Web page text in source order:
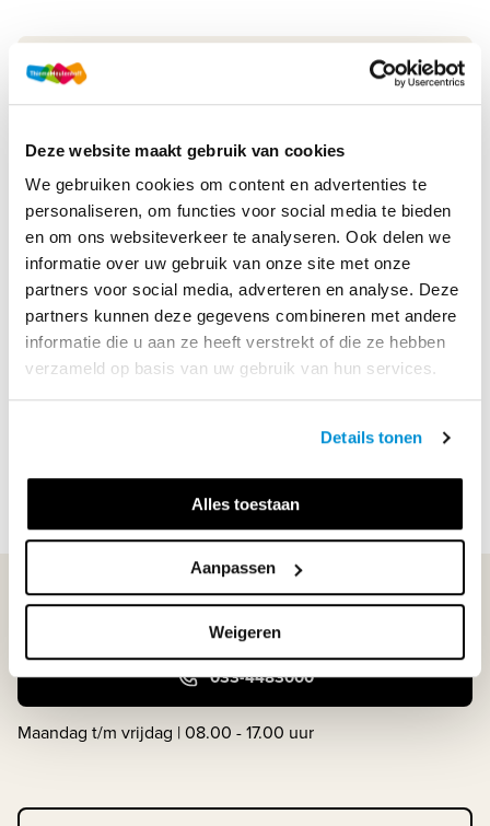
Deze website maakt gebruik van cookies
We gebruiken cookies om content en advertenties te
personaliseren, om functies voor social media te bieden
en om ons websiteverkeer te analyseren. Ook delen we
informatie over uw gebruik van onze site met onze
partners voor social media, adverteren en analyse. Deze
partners kunnen deze gegevens combineren met andere
informatie die u aan ze heeft verstrekt of die ze hebben
verzameld op basis van uw gebruik van hun services.
Details tonen
Alles toestaan
Aanpassen
Weigeren
Druk
waterbouwkundigen
Soort uitgave
Boek
ISBN
9789006183665
Productbeschrijving
Tabellen voor bouw- en waterbouwkunde geeft een
compleet en duidelijk overzicht van toepasbare normen en
klein, handzaam en overal te gebruiken. Dit boe...
WIJ STAAN VOOR JE KLAAR!
033-4483000
Maandag t/m vrijdag | 08.00 - 17.00 uur